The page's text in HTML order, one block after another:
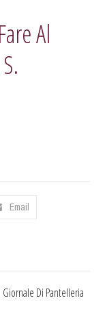
Al
Email
Di Pantelleria